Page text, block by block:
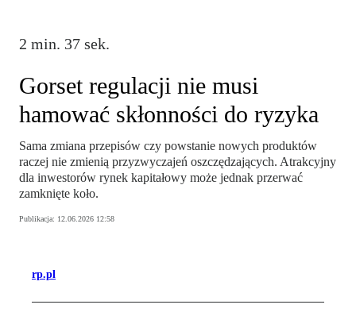
2 min. 37 sek.
Gorset regulacji nie musi
hamować skłonności do ryzyka
Sama zmiana przepisów czy powstanie nowych produktów
raczej nie zmienią przyzwyczajeń oszczędzających. Atrakcyjny
dla inwestorów rynek kapitałowy może jednak przerwać
zamknięte koło.
Publikacja: 12.06.2026 12:58
rp.pl